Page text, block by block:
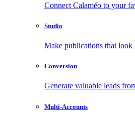
Connect Calaméo to your
Studio
Make publications that look
Conversion
Generate valuable leads
Multi-Accounts